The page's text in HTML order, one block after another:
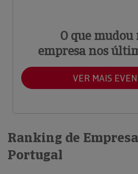
O que mudou
empresa nos
VER MAIS
Ranking de
Portugal